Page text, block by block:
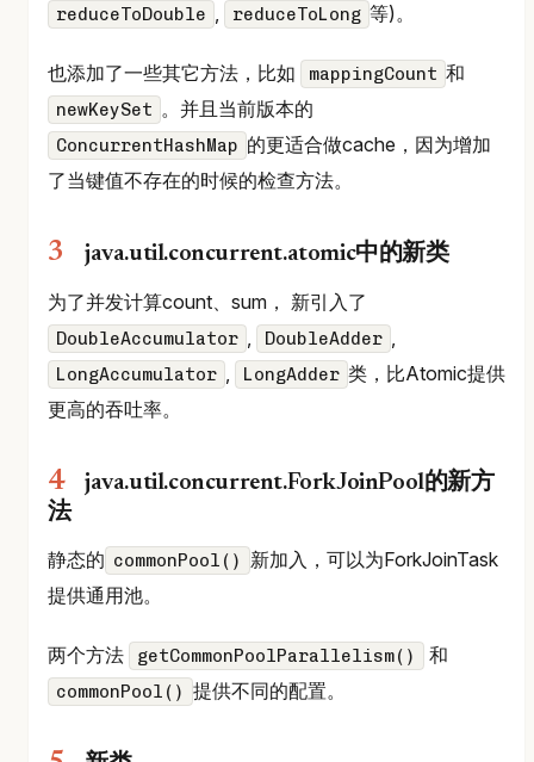
reduceToDouble , reduceToLong 等)。
也添加了一些其它方法，比如 mappingCount 和
newKeySet 。并且当前版本的
ConcurrentHashMap 的更适合做cache，因为增加
了当键值不存在的时候的检查方法。
java.util.concurrent.atomic中的新类
为了并发计算count、sum， 新引入了
DoubleAccumulator , DoubleAdder ,
LongAccumulator , LongAdder 类，比Atomic提供
更高的吞吐率。
java.util.concurrent.ForkJoinPool的新方
法
静态的 commonPool()
新加入，可以为ForkJoinTask
提供通用池。
两个方法 getCommonPoolParallelism() 和
commonPool() 提供不同的配置。